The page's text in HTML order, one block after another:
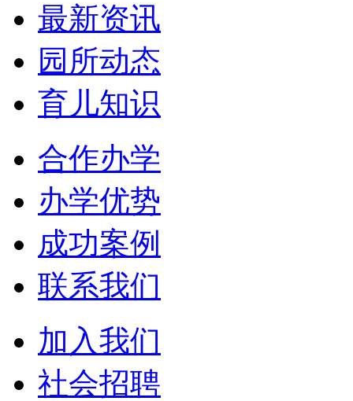
最新资讯
园所动态
育儿知识
合作办学
办学优势
成功案例
联系我们
加入我们
社会招聘